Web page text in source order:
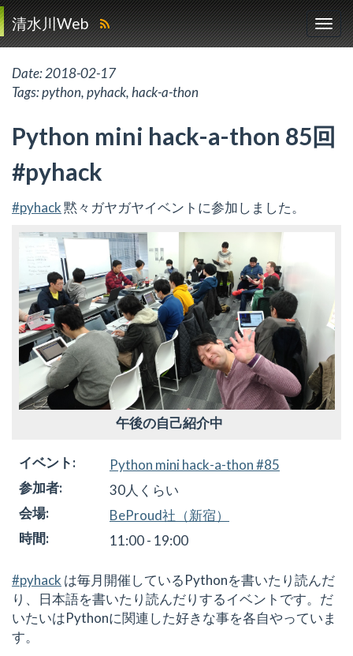
清水川Web
Date:2018-02-17
Tags:python,pyhack,hack-a-thon
Python mini hack-a-thon 85回
#pyhack
#pyhack黙々ガヤガヤイベントに参加しました。
午後の自己紹介中
イベント:
Python mini hack-a-thon #85
参加者:
30人くらい
会場:
BeProud社（新宿）
時間: 11:00 - 19:00
#pyhack は毎月開催しているPythonを書いたり読んだ
り、日本語を書いたり読んだりするイベントです。だ
いたいはPythonに関連した好きな事を各自やっていま
す。